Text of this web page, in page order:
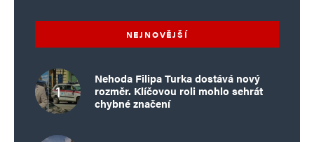
NEJNOVĚJŠÍ
Nehoda Filipa Turka dostává nový
rozměr. Klíčovou roli mohlo sehrát
chybné značení